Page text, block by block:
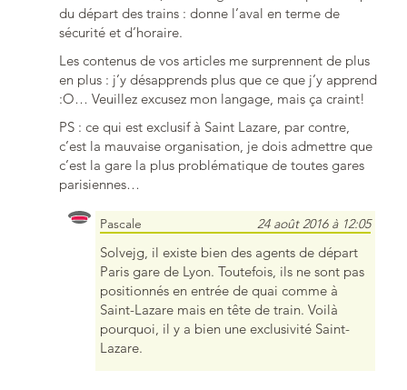
du départ des trains : donne l’aval en terme de
sécurité et d’horaire.
Les contenus de vos articles me surprennent de plus
en plus : j’y désapprends plus que ce que j’y apprend
:O… Veuillez excusez mon langage, mais ça craint!
PS : ce qui est exclusif à Saint Lazare, par contre,
c’est la mauvaise organisation, je dois admettre que
c’est la gare la plus problématique de toutes gares
parisiennes…
Pascale 24 août 2016 à 12:05
Solvejg, il existe bien des agents de départ
Paris gare de Lyon. Toutefois, ils ne sont pas
positionnés en entrée de quai comme à
Saint-Lazare mais en tête de train. Voilà
pourquoi, il y a bien une exclusivité Saint-
Lazare.